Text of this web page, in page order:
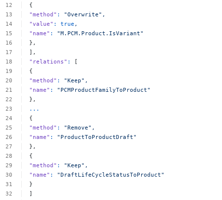
{
"method" :
"Overwrite",
"value" : true ,
"name" :
"M.PCM.Product.IsVariant"
},
],
"relations" :
[
{
"method" :
"Keep",
"name" :
"PCMProductFamilyToProduct"
},
...
{
"method" :
"Remove",
"name" :
"ProductToProductDraft"
},
{
"method" :
"Keep",
"name" :
"DraftLifeCycleStatusToProduct"
}
]